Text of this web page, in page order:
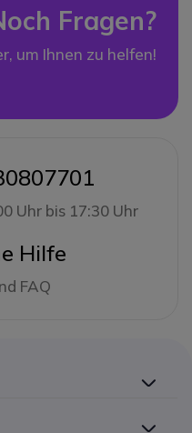
Fragen?
um Ihnen zu helfen!
Uhr bis 17:30 Uhr
Hilfe
FAQ